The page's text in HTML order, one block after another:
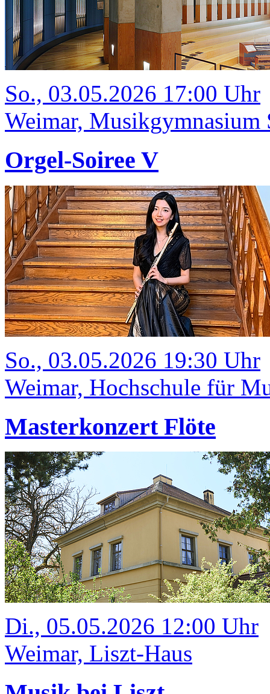
So., 03.05.2026 17:00 Uhr
Weimar, Musikgymnasium
Orgel-Soiree V
So., 03.05.2026 19:30 Uhr
Weimar, Hochschule für
Masterkonzert Flöte
Di., 05.05.2026 12:00 Uhr
Weimar, Liszt-Haus